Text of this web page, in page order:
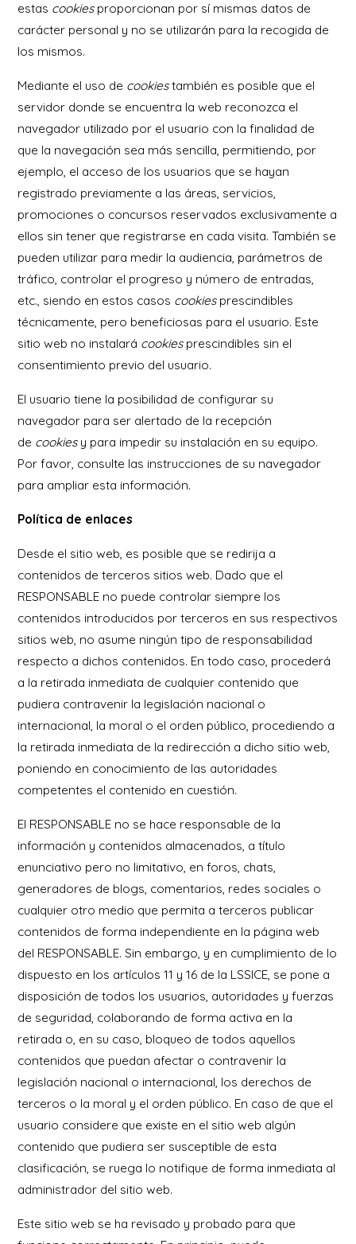
estas cookies proporcionan por sí mismas datos de
carácter personal y no se utilizarán para la recogida de
los mismos.
Mediante el uso de cookiestambién es posible que el
servidor donde se encuentra la web reconozca el
navegador utilizado por el usuario con la finalidad de
que la navegación sea más sencilla, permitiendo, por
ejemplo, el acceso de los usuarios que se hayan
registrado previamente a las áreas, servicios,
promociones o concursos reservados exclusivamente a
ellos sin tener que registrarse en cada visita. También se
pueden utilizar para medir la audiencia, parámetros de
tráfico, controlar el progreso y número de entradas,
etc., siendo en estos casos cookies prescindibles
técnicamente, pero beneficiosas para el usuario. Este
sitio web no instalará cookies prescindibles sin el
consentimiento previo del usuario.
El usuario tiene la posibilidad de configurar su
navegador para ser alertado de la recepción
de cookies y para impedir su instalación en su equipo.
Por favor, consulte las instrucciones de su navegador
para ampliar esta información.
Política de enlaces
Desde el sitio web, es posible que se redirija a
contenidos de terceros sitios web. Dado que el
RESPONSABLE no puede controlar siempre los
contenidos introducidos por terceros en sus respectivos
sitios web, no asume ningún tipo de responsabilidad
respecto a dichos contenidos. En todo caso, procederá
a la retirada inmediata de cualquier contenido que
pudiera contravenir la legislación nacional o
internacional, la moral o el orden público, procediendo a
la retirada inmediata de la redirección a dicho sitio web,
poniendo en conocimiento de las autoridades
competentes el contenido en cuestión.
El RESPONSABLE no se hace responsable de la
información y contenidos almacenados, a título
enunciativo pero no limitativo, en foros, chats,
generadores de blogs, comentarios, redes sociales o
cualquier otro medio que permita a terceros publicar
contenidos de forma independiente en la página web
del RESPONSABLE. Sin embargo, y en cumplimiento de lo
dispuesto en los artículos 11 y 16 de la LSSICE, se pone a
disposición de todos los usuarios, autoridades y fuerzas
de seguridad, colaborando de forma activa en la
retirada o, en su caso, bloqueo de todos aquellos
contenidos que puedan afectar o contravenir la
legislación nacional o internacional, los derechos de
terceros o la moral y el orden público. En caso de que el
usuario considere que existe en el sitio web algún
contenido que pudiera ser susceptible de esta
clasificación, se ruega lo notifique de forma inmediata al
administrador del sitio web.
Este sitio web se ha revisado y probado para que